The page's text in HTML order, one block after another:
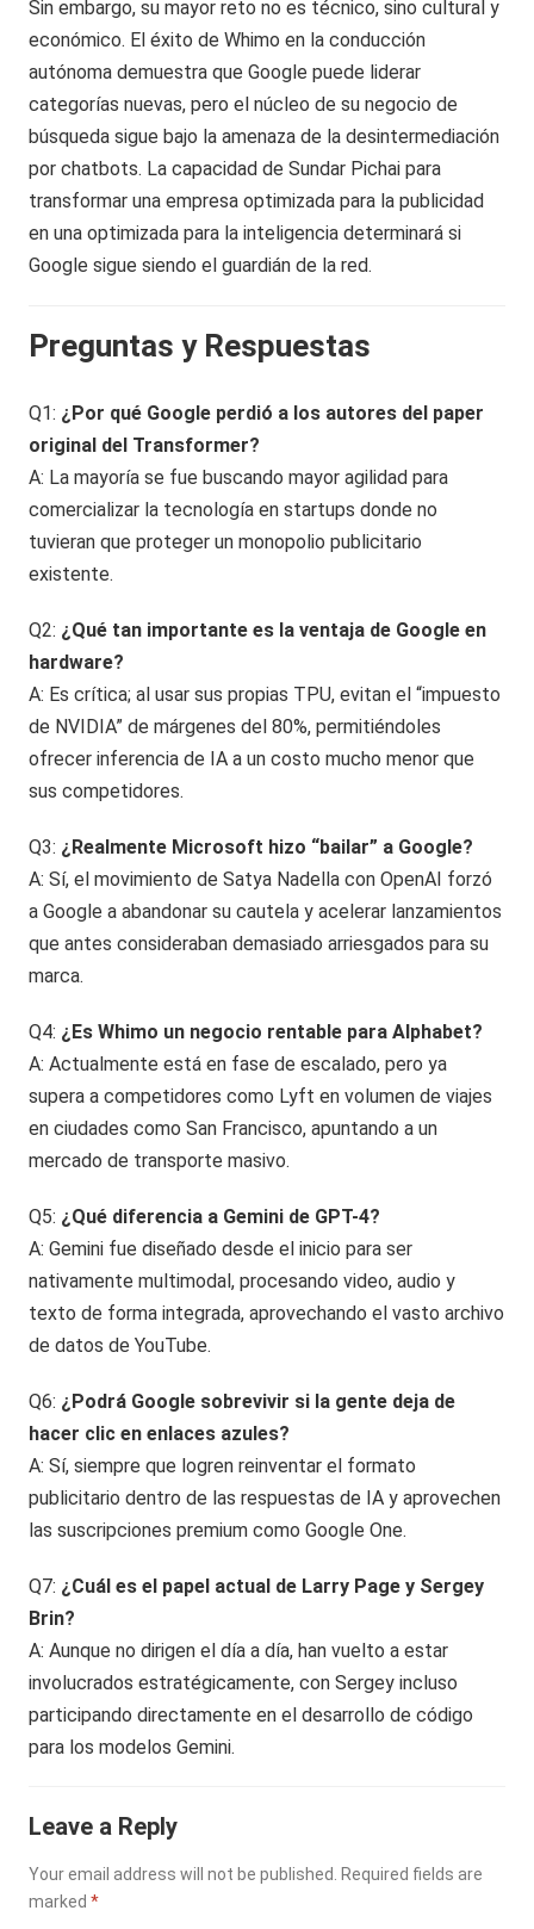
Sin embargo, su mayor reto no es técnico, sino cultural y
económico. El éxito de Whimo en la conducción
autónoma demuestra que Google puede liderar
categorías nuevas, pero el núcleo de su negocio de
búsqueda sigue bajo la amenaza de la desintermediación
por chatbots. La capacidad de Sundar Pichai para
transformar una empresa optimizada para la publicidad
en una optimizada para la inteligencia determinará si
Google sigue siendo el guardián de la red.
Preguntas y Respuestas
Q1: ¿Por qué Google perdió a los autores del paper
original del Transformer?
A: La mayoría se fue buscando mayor agilidad para
comercializar la tecnología en startups donde no
tuvieran que proteger un monopolio publicitario
existente.
Q2: ¿Qué tan importante es la ventaja de Google en
hardware?
A: Es crítica; al usar sus propias TPU, evitan el “impuesto
de NVIDIA” de márgenes del 80%, permitiéndoles
ofrecer inferencia de IA a un costo mucho menor que
sus competidores.
Q3: ¿Realmente Microsoft hizo “bailar” a Google?
A: Sí, el movimiento de Satya Nadella con OpenAI forzó
a Google a abandonar su cautela y acelerar lanzamientos
que antes consideraban demasiado arriesgados para su
marca.
Q4: ¿Es Whimo un negocio rentable para Alphabet?
A: Actualmente está en fase de escalado, pero ya
supera a competidores como Lyft en volumen de viajes
en ciudades como San Francisco, apuntando a un
mercado de transporte masivo.
Q5: ¿Qué diferencia a Gemini de GPT-4?
A: Gemini fue diseñado desde el inicio para ser
nativamente multimodal, procesando video, audio y
texto de forma integrada, aprovechando el vasto archivo
de datos de YouTube.
Q6: ¿Podrá Google sobrevivir si la gente deja de
hacer clic en enlaces azules?
A: Sí, siempre que logren reinventar el formato
publicitario dentro de las respuestas de IA y aprovechen
las suscripciones premium como Google One.
Q7: ¿Cuál es el papel actual de Larry Page y Sergey
Brin?
A: Aunque no dirigen el día a día, han vuelto a estar
involucrados estratégicamente, con Sergey incluso
participando directamente en el desarrollo de código
para los modelos Gemini.
Leave a Reply
Your email address will not be published.
Required fields are
marked*